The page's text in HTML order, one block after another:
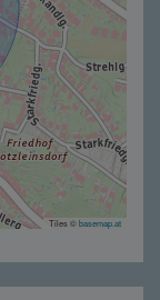
Tiles ©basemap.at